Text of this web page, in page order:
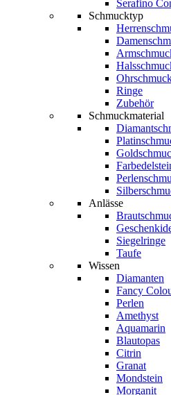
Serafino
Schmucktyp
Ringe
Zubehör
Schmuckmaterial
Anlässe
Siegelringe
Taufe
Wissen
Diamanten
Fancy
Perlen
Amethyst
Aquamarin
Blautopas
Citrin
Granat
Mondstein
Morganit